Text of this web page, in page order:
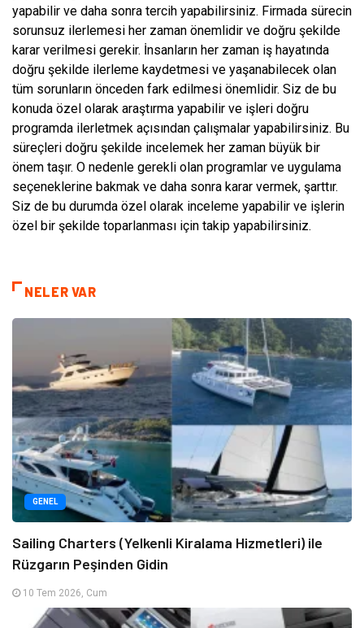
yapabilir ve daha sonra tercih yapabilirsiniz. Firmada sürecin
sorunsuz ilerlemesi her zaman önemlidir ve doğru şekilde
karar verilmesi gerekir. İnsanların her zaman iş hayatında
doğru şekilde ilerleme kaydetmesi ve yaşanabilecek olan
tüm sorunların önceden fark edilmesi önemlidir. Siz de bu
konuda özel olarak araştırma yapabilir ve işleri doğru
programda ilerletmek açısından çalışmalar yapabilirsiniz. Bu
süreçleri doğru şekilde incelemek her zaman büyük bir
önem taşır. O nedenle gerekli olan programlar ve uygulama
seçeneklerine bakmak ve daha sonra karar vermek, şarttır.
Siz de bu durumda özel olarak inceleme yapabilir ve işlerin
özel bir şekilde toparlanması için takip yapabilirsiniz.
NELER VAR
GENEL
Sailing Charters (Yelkenli Kiralama Hizmetleri) ile
Rüzgarın Peşinden Gidin
10 Tem 2026, Cum